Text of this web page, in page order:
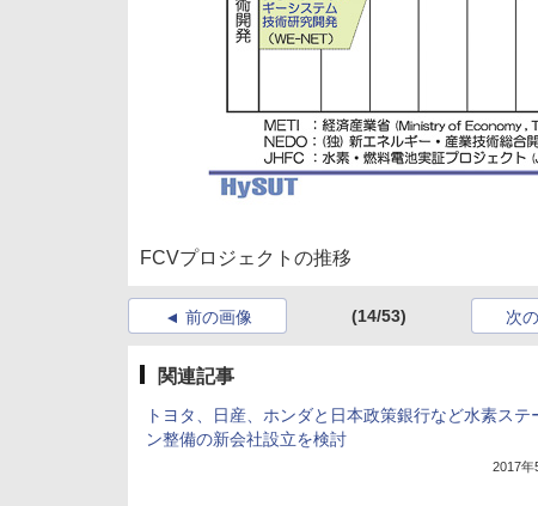
FCVプロジェクトの推移
前の画像 (14/53) 次
関連記事
トヨタ、日産、ホンダと日本政策銀行など水素ステ
ン整備の新会社設立を検討
2017年